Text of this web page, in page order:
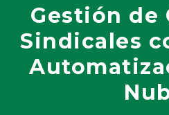
Gestión de
Sindicales